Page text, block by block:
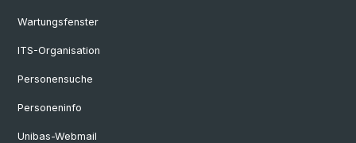
Wartungsfenster
ITS-Organisation
Personensuche
Personeninfo
Unibas-Webmail